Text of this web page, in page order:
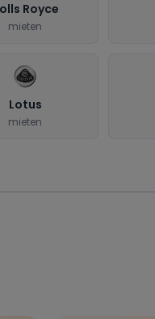
Royce
mieten
Lotus
mieten